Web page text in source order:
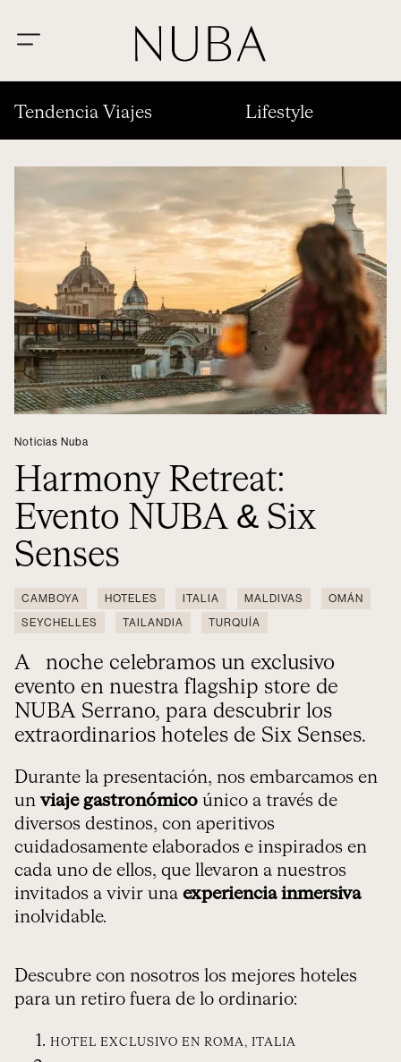
Tendencia Viajes Lifestyle
Noticias Nuba
Harmony Retreat:
Evento NUBA & Six
Senses
CAMBOYA HOTELES ITALIA MALDIVAS OMÁN
SEYCHELLES TAILANDIA TURQUÍA
Anoche celebramos un exclusivo
evento en nuestra flagship store de
NUBA Serrano, para descubrir los
extraordinarios hoteles de Six Senses.
Durante la presentación, nos embarcamos en
un viaje gastronómico único a través de
diversos destinos, con aperitivos
cuidadosamente elaborados e inspirados en
cada uno de ellos, que llevaron a nuestros
invitados a vivir una experiencia inmersiva
inolvidable.
Descubre con nosotros los mejores hoteles
para un retiro fuera de lo ordinario:
HOTEL EXCLUSIVO EN ROMA, ITALIA